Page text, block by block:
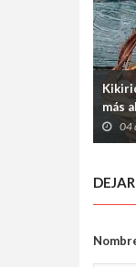
más
04